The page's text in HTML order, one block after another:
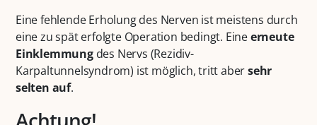
Eine fehlende Erholung des Nerven ist meistens durch
eine zu spät erfolgte Operation bedingt. Eineerneute
Einklemmungdes Nervs (Rezidiv-
Karpaltunnelsyndrom) ist möglich, tritt abersehr
selten auf.